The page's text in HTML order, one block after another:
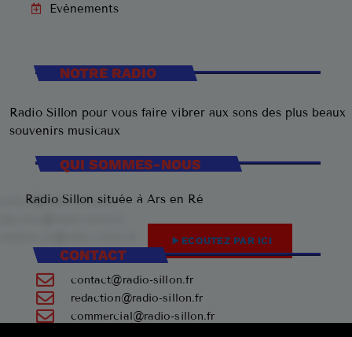
Evènements
NOTRE RADIO
Radio Sillon pour vous faire vibrer aux sons des plus beaux
souvenirs musicaux
play_arrow ECOUTEZ PAR ICI
QUI SOMMES-NOUS
Radio Sillon située à Ars en Ré
CONTACT
contact@radio-sillon.fr
redaction@radio-sillon.fr
commercial@radio-sillon.fr